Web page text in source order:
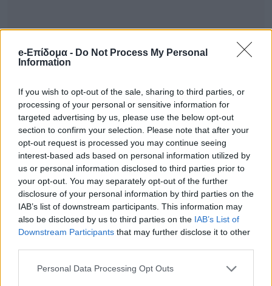
e-Επίδομα - Do Not Process My Personal
Information
If you wish to opt-out of the sale, sharing to third parties, or
processing of your personal or sensitive information for
targeted advertising by us, please use the below opt-out
section to confirm your selection. Please note that after your
opt-out request is processed you may continue seeing
interest-based ads based on personal information utilized by
us or personal information disclosed to third parties prior to
your opt-out. You may separately opt-out of the further
disclosure of your personal information by third parties on the
IAB’s list of downstream participants. This information may
also be disclosed by us to third parties on the IAB’s List of
Downstream Participants that may further disclose it to other
Personal Data Processing Opt Outs
Ειδήσεις σήμερα
ΕΚΤΑΚΤΟ ΤΩΡΑ: ΠΑΝΙΚΟΣ ΣΕ
ΑΕΡΟΠΛΑΝΟ ΓΕΜΑΤΟ ΕΠΙΒΑΤΕΣ ΣΤΟ
ΑΕΡΟΔΡΟΜΙΟ ΜΑΚΕΔΟΝΙΑ
Συναγερμός στην Αττική: Φωτιά σε
γνωστό κατάστημα – Εκκενώνεται
πολυκατοικία
Ελένη Μενεγάκη: Έβγαλε ανακοίνωση